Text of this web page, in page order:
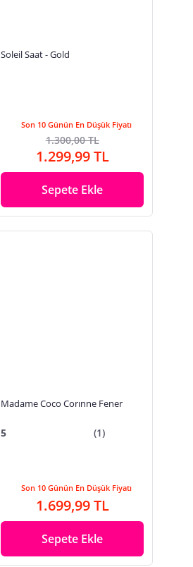
Soleil Saat - Gold
Son 10 Günün En Düşük Fiyatı
1.300,00 TL
1.299,99 TL
Sepete Ekle
Madame Coco Corınne Fener
5 (1)
Son 10 Günün En Düşük Fiyatı
1.699,99 TL
Sepete Ekle